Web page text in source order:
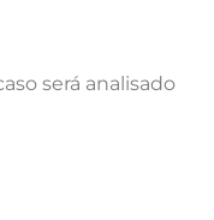
será analisado